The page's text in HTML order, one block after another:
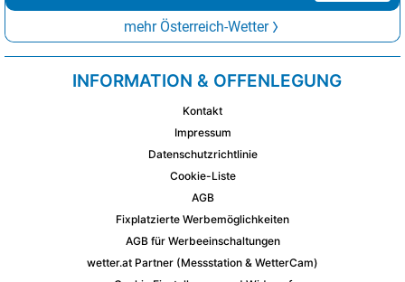
mehr Österreich-Wetter
INFORMATION & OFFENLEGUNG
Kontakt
Impressum
Datenschutzrichtlinie
Cookie-Liste
AGB
Fixplatzierte Werbemöglichkeiten
AGB für Werbeeinschaltungen
wetter.at Partner (Messstation & WetterCam)